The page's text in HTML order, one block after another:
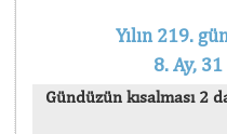
Yılın 219.
8. Ay,
Gündüzün kısalması 2